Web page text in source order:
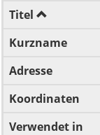
Titel
Kurzname
Adresse
Koordinaten
Verwendet in